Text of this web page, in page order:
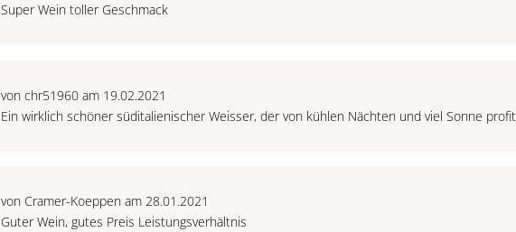
Super Wein toller Geschmack
von chr51960 am 19.02.2021
Ein wirklich schöner süditalienischer Weisser, der von kühlen Nächten und viel Sonne
von Cramer-Koeppen am 28.01.2021
Guter Wein, gutes Preis Leistungsverhältnis